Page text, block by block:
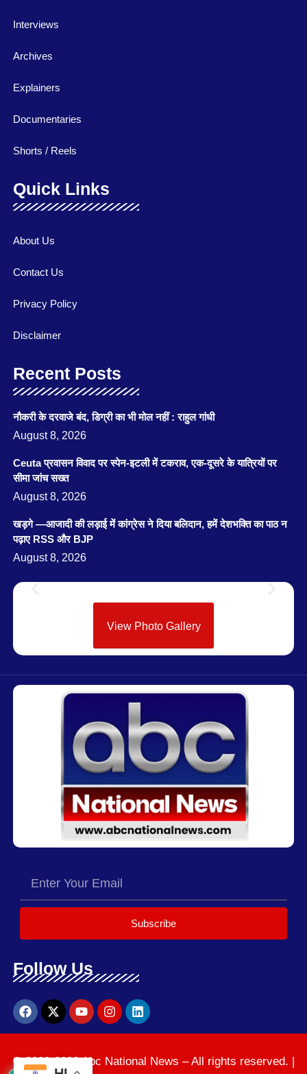
Interviews
Archives
Explainers
Documentaries
Shorts / Reels
Quick Links
About Us
Contact Us
Privacy Policy
Disclaimer
Recent Posts
नौकरी के दरवाजे बंद, डिग्री का भी मोल नहीं : राहुल गांधी
August 8, 2026
Ceuta प्रवासन विवाद पर स्पेन-इटली में टकराव, एक-दूसरे के यात्रियों पर
सीमा जांच सख्त
August 8, 2026
खड़गे —आजादी की लड़ाई में कांग्रेस ने दिया बलिदान, हमें देशभक्ति का पाठ न
पढ़ाए RSS और BJP
August 8, 2026
View Photo Gallery
Subscribe
Follow Us
© 2020-2026 Abc National News – All rights reserved. |